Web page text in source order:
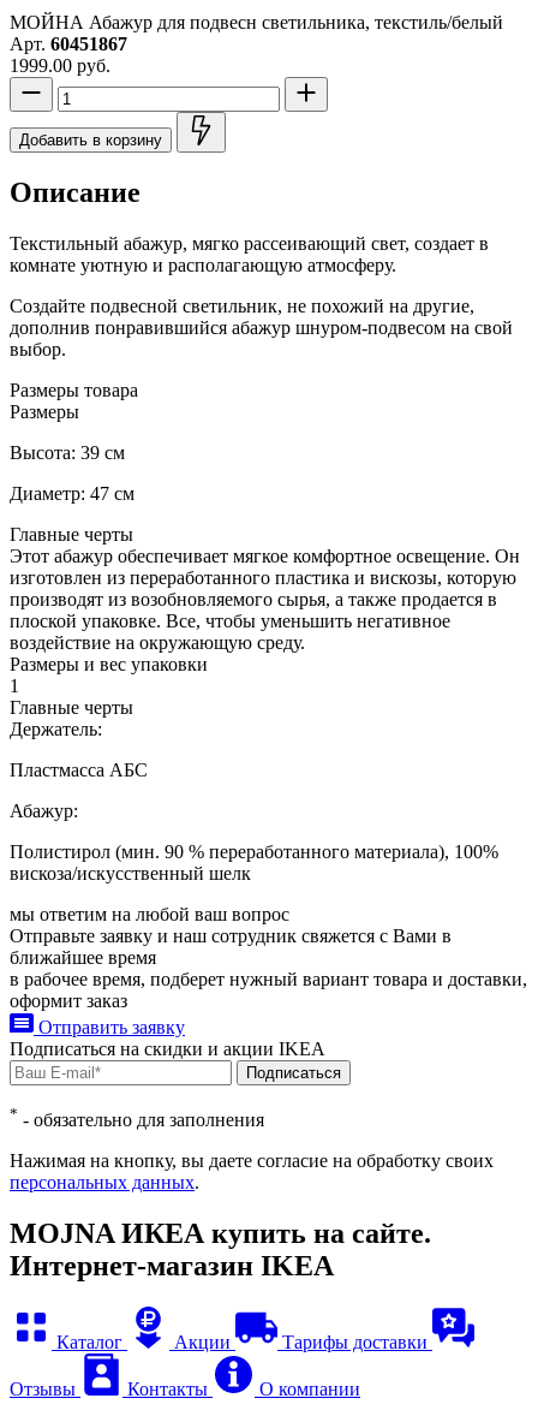
МОЙНА Абажур для подвесн светильника, текстиль/белый
Арт. 60451867
1999.00 руб.
Добавить в корзину
Описание
Текстильный абажур, мягко рассеивающий свет, создает в
комнате уютную и располагающую атмосферу.
Создайте подвесной светильник, не похожий на другие,
дополнив понравившийся абажур шнуром-подвесом на свой
выбор.
Размеры товара
Размеры
Высота: 39 см
Диаметр: 47 см
Главные черты
Этот абажур обеспечивает мягкое комфортное освещение. Он
изготовлен из переработанного пластика и вискозы, которую
производят из возобновляемого сырья, а также продается в
плоской упаковке. Все, чтобы уменьшить негативное
воздействие на окружающую среду.
Размеры и вес упаковки
1
Главные черты
Держатель:
Пластмасса АБС
Абажур:
Полистирол (мин. 90 % переработанного материала), 100%
вискоза/искусственный шелк
мы ответим на любой ваш вопрос
Отправьте заявку и наш сотрудник свяжется с Вами в
ближайшее время
в рабочее время, подберет нужный вариант товара и доставки,
оформит заказ
Отправить заявку
Подписаться на скидки и акции IKEA
Подписаться
* - обязательно для заполнения
Нажимая на кнопку, вы даете согласие на обработку своих
персональных данных.
MOJNA ИКЕА купить на сайте.
Интернет-магазин IKEA
Каталог Акции Тарифы доставки
Отзывы Контакты
О компании